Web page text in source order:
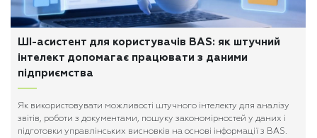
ШІ-асистент для користувачів BAS: як штучний
інтелект допомагає працювати з даними
підприємства
Як використовувати можливості штучного інтелекту для аналізу
звітів, роботи з документами, пошуку закономірностей у даних і
підготовки управлінських висновків на основі інформації з BAS.